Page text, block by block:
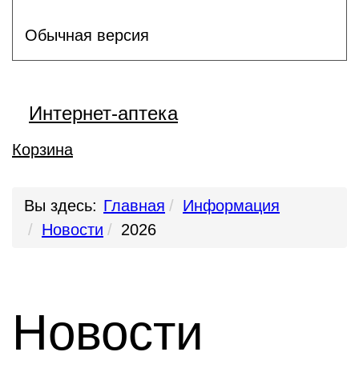
Обычная версия
Интернет-аптека
Корзина
Вы здесь: Главная
Информация
Новости
2026
Новости